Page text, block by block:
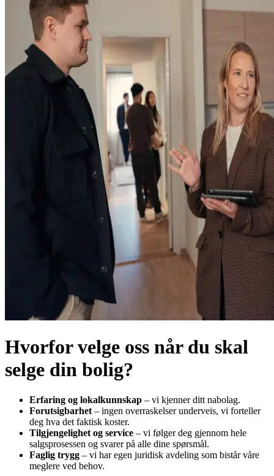
Hvorfor velge oss når du skal
selge din bolig?
Erfaring og lokalkunnskap – vi kjenner ditt nabolag.
Forutsigbarhet – ingen overraskelser underveis, vi forteller
deg hva det faktisk koster.
Tilgjengelighet og service – vi følger deg gjennom hele
salgsprosessen og svarer på alle dine spørsmål.
Faglig trygg – vi har egen juridisk avdeling som bistår våre
meglere ved behov.